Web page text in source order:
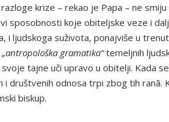
krize – rekao je Papa – ne
sposobnosti koje obiteljske veze i
i ljudskoga suživota, ponajviše u
„antropološka gramatika“temeljnih
tajne uči upravo u obitelji. Kada
i društvenih odnosa trpi zbog tih ranā.
biskup.